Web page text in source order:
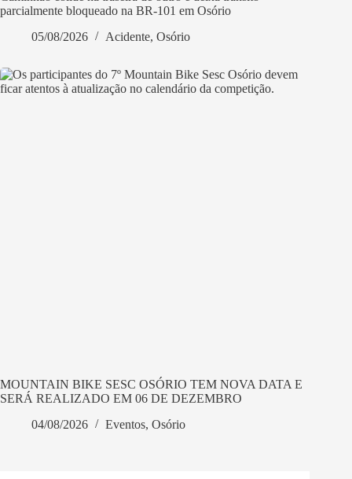
parcialmente bloqueado na BR-101 em Osório
05/08/2026
Acidente, Osório
MOUNTAIN BIKE SESC OSÓRIO TEM NOVA DATA E
SERÁ REALIZADO EM 06 DE DEZEMBRO
04/08/2026
Eventos, Osório